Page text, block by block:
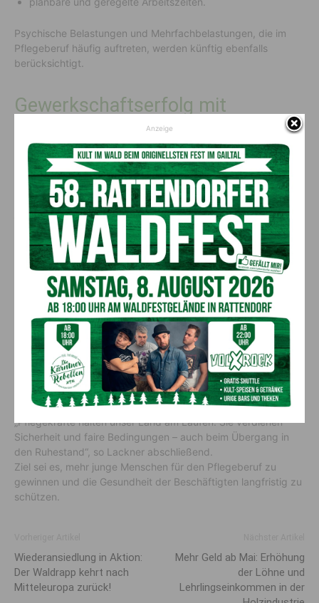
Psychische Belastungen und Mehrfachbelastungen, die im
Pflegeberuf häufig auftreten, werden künftig ebenfalls
berücksichtigt.
Gewerkschaftserfolg mit
Lackner unterstreicht die Bedeutung dieser Neuerung für die
gesamte Gewerkschaftsbewegung: „Diese Verbesserung ist
ein voller Erfolg für die Gewerkschaftsbewegung, die sich seit
jeher für die Anerkennung der besonderen Herausforderungen
in der Pflege einsetzt – in all ihren Facetten.“
Sie fordert einerasche und konsequente Umsetzungder
neuen Regelungen und kündigt an, diesen Prozess genau zu
begleiten.
Pflegeberuf wird attraktiver –
Gesundheitsschutz gestärkt
Mit dieser Maßnahme soll nicht nur die Arbeitsrealität der
Pflegekräfte besser abgebildet, sondern auch die
Attraktivität des Pflegeberufserhöht werden.
„Pflegekräfte halten unser Land am Laufen. Sie verdienen
Sicherheit und faire Bedingungen – auch beim Übergang in
den Ruhestand“, so Lackner abschließend.
Ziel sei es, mehr junge Menschen für den Pflegeberuf zu
gewinnen und die Gesundheit der Beschäftigten langfristig zu
schützen.
Wiederansiedlung in Aktion:
Der Waldrapp kehrt nach
Mitteleuropa zurück!
Mehr Geld ab Mai: Erhöhung
der Löhne und
Lehrlingseinkommen in der
Anzeige